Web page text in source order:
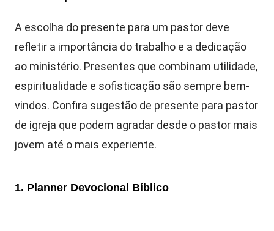
A escolha do presente para um pastor deve
refletir a importância do trabalho e a dedicação
ao ministério. Presentes que combinam utilidade,
espiritualidade e sofisticação são sempre bem-
vindos. Confira sugestão de presente para pastor
de igreja que podem agradar desde o pastor mais
jovem até o mais experiente.
1. Planner Devocional Bíblico